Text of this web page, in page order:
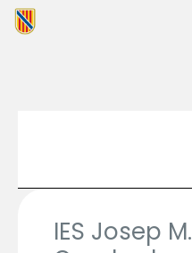
Vés
IES Josep M.